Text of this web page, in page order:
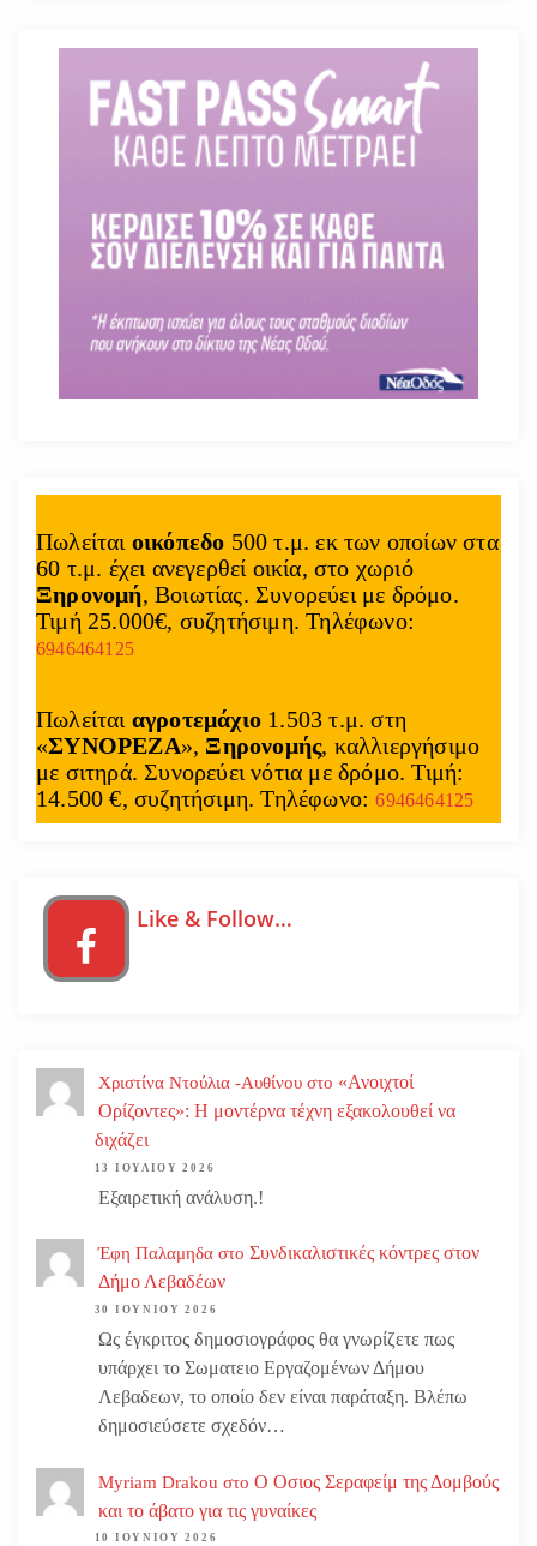
Πωλείται οικόπεδο 500 τ.μ. εκ των οποίων στα
60 τ.μ. έχει ανεγερθεί οικία, στο χωριό
Ξηρονομή, Βοιωτίας. Συνορεύει με δρόμο.
Τιμή 25.000€, συζητήσιμη. Τηλέφωνο:
6946464125
Πωλείται αγροτεμάχιο 1.503 τ.μ. στη
«ΣΥΝΟΡΕΖΑ», Ξηρονομής, καλλιεργήσιμο
με σιτηρά. Συνορεύει νότια με δρόμο. Τιμή:
14.500 €, συζητήσιμη. Τηλέφωνο:6946464125
Like & Follow…
Χριστίνα Ντούλια -Αυθίνου στο «Ανοιχτοί
Ορίζοντες»: Η μοντέρνα τέχνη εξακολουθεί να
διχάζει
13 ΙΟΥΛΊΟΥ 2026
Εξαιρετική ανάλυση.!
Έφη Παλαμηδα στο Συνδικαλιστικές κόντρες στον
Δήμο Λεβαδέων
30 ΙΟΥΝΊΟΥ 2026
Ως έγκριτος δημοσιογράφος θα γνωρίζετε πως
υπάρχει το Σωματειο Εργαζομένων Δήμου
Λεβαδεων, το οποίο δεν είναι παράταξη. Βλέπω
δημοσιεύσετε σχεδόν…
Myriam Drakou στο Ο Οσιος Σεραφείμ της Δομβούς
και το άβατο για τις γυναίκες
10 ΙΟΥΝΊΟΥ 2026